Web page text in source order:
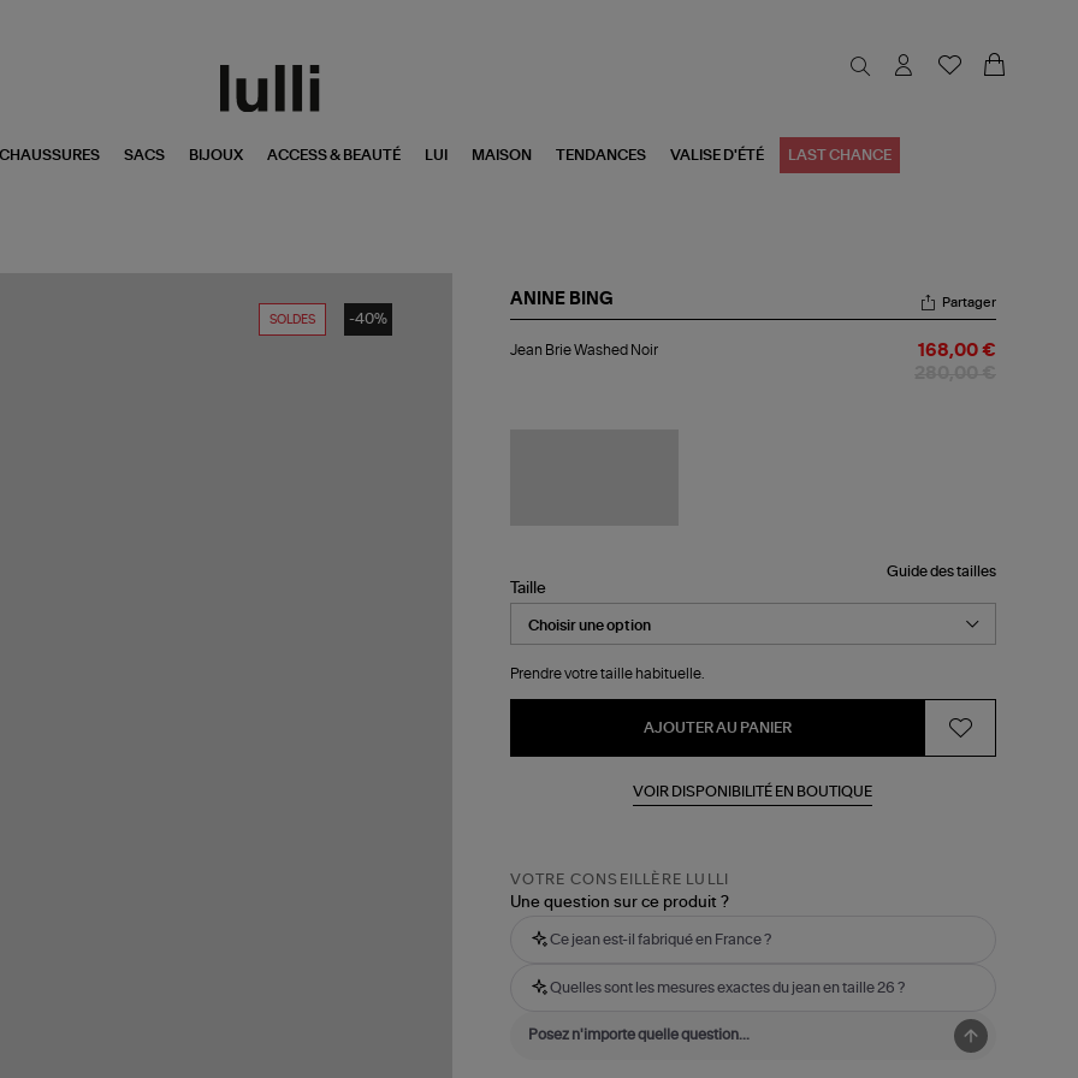
CHAUSSURES SACS BIJOUX ACCESS & BEAUTÉ LUI MAISON TENDANCES VALISE D'ÉTÉ LAST CHANCE
SOLDES -40%
ANINE BING
Brie
Partager
Jean Brie Washed Noir 168,00 €
Guide des tailles
Taille
Prendre votre taille habituelle.
AJOUTER AU PANIER
VOIR DISPONIBILITÉ EN BOUTIQUE
VOTRE CONSEILLÈRE LULLI
Une question sur ce produit ?
Ce jean est-il fabriqué en France ?
Quelles sont les mesures exactes du jean en taille 26 ?